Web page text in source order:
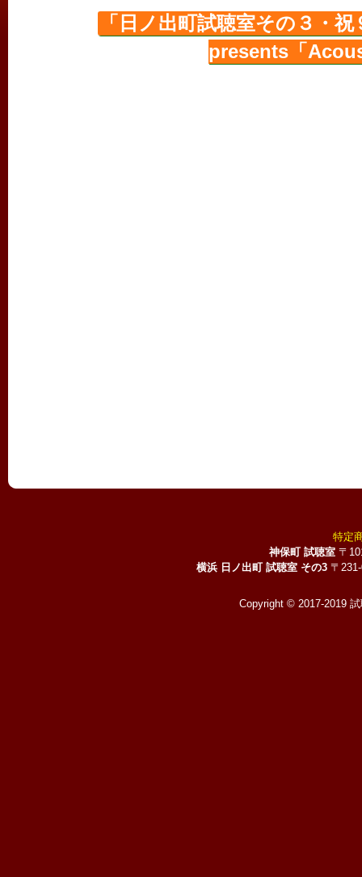
「日ノ出町試聴室その３・祝
presents「
特定
神保町 試聴室 〒
横浜 日ノ出町 試聴室 その3 〒
Copyright © 2017-2019